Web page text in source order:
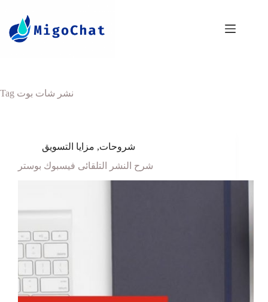
Tag نشر شات بوت
شروحات, مزايا التسويق
شرح النشر التلقائى فيسبوك بوستر